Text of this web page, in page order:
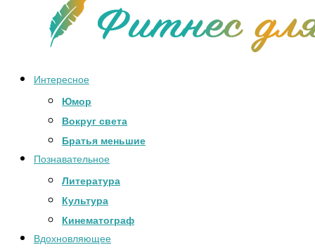
Интересное
Юмор
Вокруг света
Братья меньшие
Познавательное
Литература
Культура
Кинематограф
Вдохновляющее